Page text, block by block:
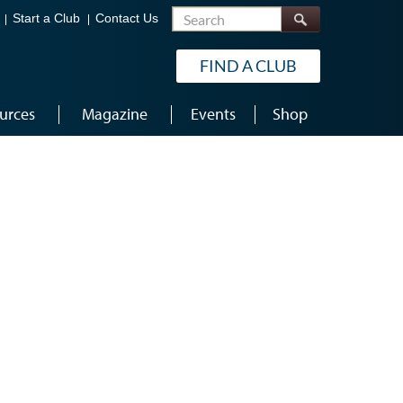
Start a Club Contact Us Search
FIND A CLUB
Magazine Events Shop